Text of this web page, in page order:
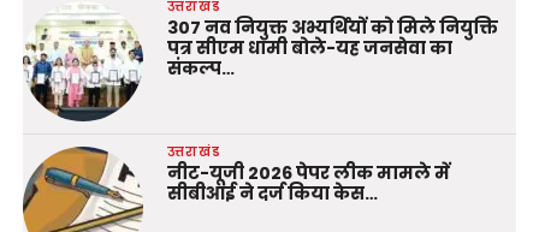
उत्तराखंड
307 नव नियुक्त अभ्यर्थियों को मिले नियुक्ति
पत्र सीएम धामी बोले-यह जनसेवा का
संकल्प…
उत्तराखंड
नीट-यूजी 2026 पेपर लीक मामले में
सीबीआई ने दर्ज किया केस…